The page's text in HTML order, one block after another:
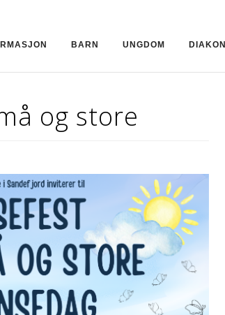
BARN UNGDOM DIAKONI
og store